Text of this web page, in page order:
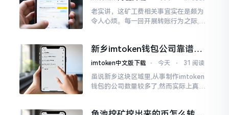
老实讲，这矿工费相关事宜实在是颇为
令人心烦。每一回开展转账行为之际,就
时隔多年
新乡imtoken钱包公司靠谱
吗？普通人怎么避坑
imtoken中文版下载 ⋅ 今天 ⋅ 31 阅读
虽说新乡这块区域里,从事制作imtoken
钱包的公司数量较多了,然而实际上真正